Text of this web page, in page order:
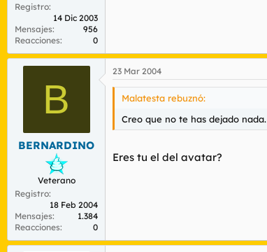
Registro
14 Dic 2003
Mensajes
956
Reacciones
0
B
BERNARDINO
Veterano
Registro
18 Feb 2004
Mensajes
1.384
Reacciones
0
23 Mar 2004
Malatesta rebuznó:
Creo que no te has dejado nada.
Eres tu el del avatar?